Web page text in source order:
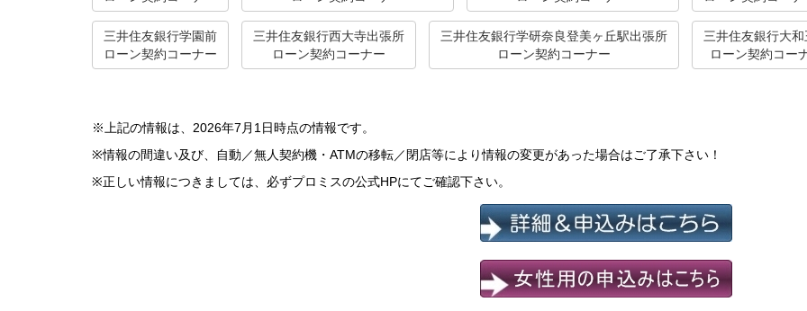
三井住友銀行学園前
ローン契約コーナー
三井住友銀行西大寺出張所
ローン契約コーナー
三井住友銀行学研奈良登美ヶ丘駅出張所
ローン契約コーナー
三井住友銀行大
ローン契約コー
※上記の情報は、2026年7月1日時点の情報です。
※情報の間違い及び、自動／無人契約機・ATMの移転／閉店等により情報の変更があった場合はご了承下さい！
※正しい情報につきましては、必ずプロミスの公式HPにてご確認下さい。